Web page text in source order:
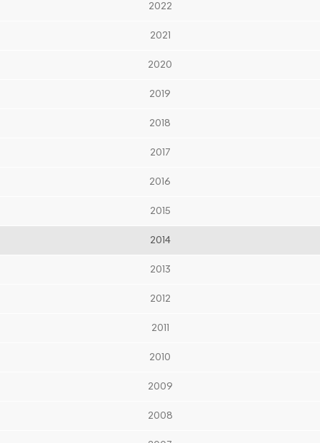
2022
2021
2020
2019
2018
2017
2016
2015
2014
2013
2012
2011
2010
2009
2008